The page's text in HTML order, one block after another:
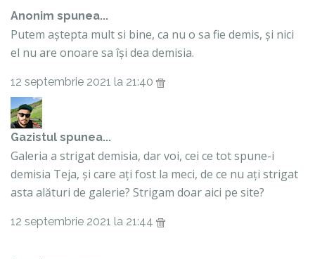
Anonim spunea...
Putem aștepta mult si bine, ca nu o sa fie demis, și nici
el nu are onoare sa își dea demisia.
12 septembrie 2021 la 21:40
Gazistul spunea...
Galeria a strigat demisia, dar voi, cei ce tot spune-i
demisia Teja, și care ați fost la meci, de ce nu ați strigat
asta alături de galerie? Strigam doar aici pe site?
12 septembrie 2021 la 21:44